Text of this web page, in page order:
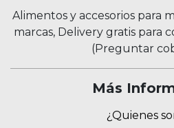
Alimentos y accesorios para
marcas, Delivery gratis para
(Preguntar
Más
¿Quienes